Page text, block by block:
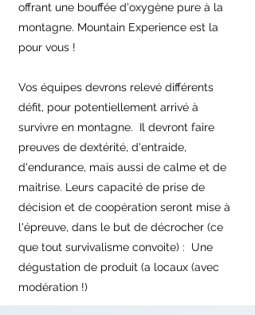
offrant une bouffée d'oxygène pure à la
montagne. Mountain Experience est la
pour vous !
Vos équipes devrons relevé différents
défit, pour potentiellement arrivé à
survivre en montagne. Il devront faire
preuves de dextérité, d'entraide,
d'endurance, mais aussi de calme et de
maitrise. Leurs capacité de prise de
décision et de coopération seront mise à
l'épreuve, dans le but de décrocher (ce
que tout survivalisme convoite) : Une
dégustation de produit (a locaux (avec
modération !)